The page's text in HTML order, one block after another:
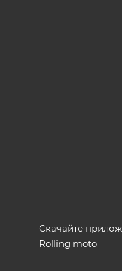
Скачайте
Rolling moto